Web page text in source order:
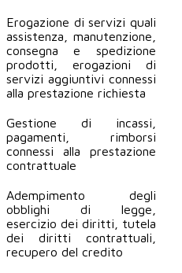
Erogazione di servizi quali
assistenza, manutenzione,
consegna e spedizione
prodotti, erogazioni di
servizi aggiuntivi connessi
alla prestazione richiesta
Gestione di incassi,
pagamenti, rimborsi
connessi alla prestazione
contrattuale
Adempimento degli
obblighi di legge,
esercizio dei diritti, tutela
dei diritti contrattuali,
recupero del credito